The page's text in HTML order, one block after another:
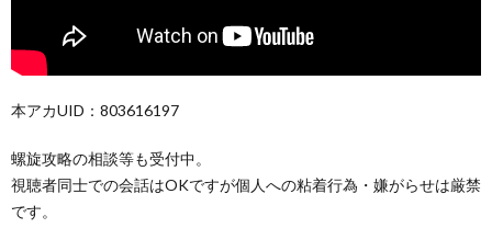
本アカUID：803616197
螺旋攻略の相談等も受付中。
視聴者同士での会話はOKですが個人への粘着行為・嫌がらせは厳禁
です。